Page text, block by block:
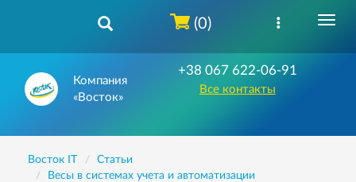
Компания
«Восток»
+38 067 622-06-91
Все контакты
(0)
Восток IT
Статьи
Весы в системах учета и автоматизации